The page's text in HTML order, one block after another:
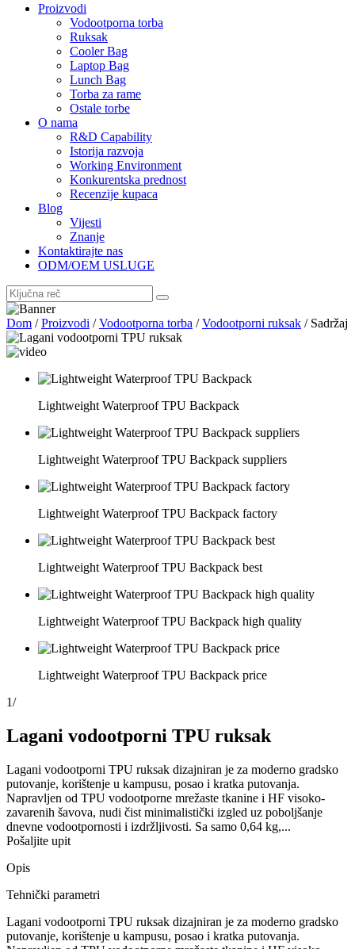
Proizvodi
Vodootporna torba
Ruksak
Cooler Bag
Laptop Bag
Lunch Bag
Torba za rame
Ostale torbe
O nama
R&D Capability
Istorija razvoja
Working Environment
Konkurentska prednost
Recenzije kupaca
Blog
Vijesti
Znanje
Kontaktirajte nas
ODM/OEM USLUGE
Dom /Proizvodi /Vodootporna torba /Vodootporni ruksak / Sadržaj
Lightweight Waterproof TPU Backpack
Lightweight Waterproof TPU Backpack suppliers
Lightweight Waterproof TPU Backpack factory
Lightweight Waterproof TPU Backpack best
Lightweight Waterproof TPU Backpack high quality
Lightweight Waterproof TPU Backpack price
1/
Lagani vodootporni TPU ruksak
Lagani vodootporni TPU ruksak dizajniran je za moderno gradsko
putovanje, korištenje u kampusu, posao i kratka putovanja.
Napravljen od TPU vodootporne mrežaste tkanine i HF visoko-
zavarenih šavova, nudi čist minimalistički izgled uz poboljšanje
dnevne vodootpornosti i izdržljivosti. Sa samo 0,64 kg,...
Pošaljite upit
Opis
Tehnički parametri
Lagani vodootporni TPU ruksak dizajniran je za moderno gradsko
putovanje, korištenje u kampusu, posao i kratka putovanja.